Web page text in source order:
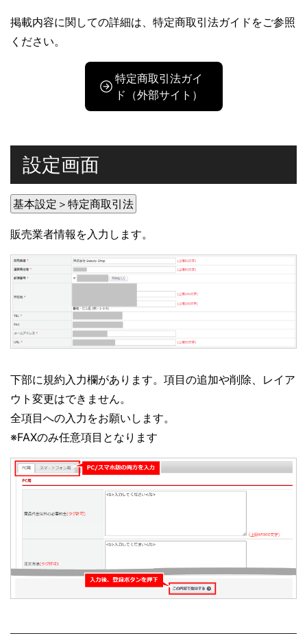
掲載内容に関しての詳細は、特定商取引法ガイドをご参照
ください。
特定商取引法ガイ
ド（外部サイト）
設定画面
基本設定＞特定商取引法
販売業者情報を入力します。
下部に規約入力欄があります。項目の追加や削除、レイア
ウト変更はできません。
全項目への入力をお願いします。
※FAXのみ任意項目となります